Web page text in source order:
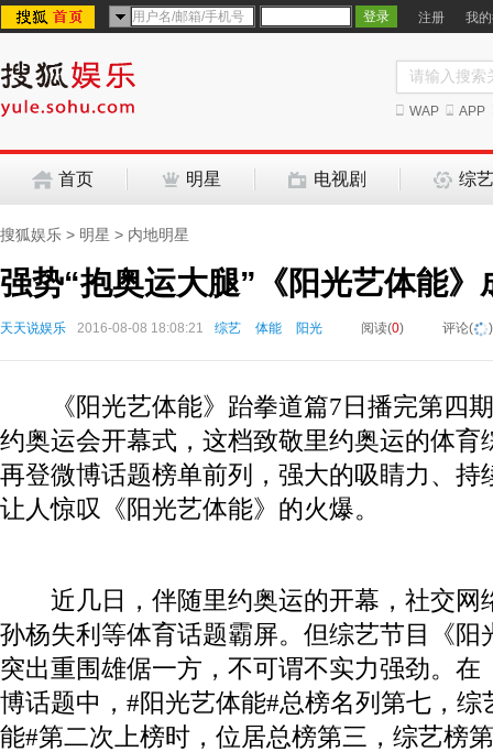
注册 我
WAP APP
首页 明星 电视剧 综艺
搜狐娱乐 > 明星 > 内地明星
强势“抱奥运大腿”《阳光艺体能》
天天说娱乐 2016-08-08 18:08:21 综艺 体能 阳光 阅读(0) 评论( )
《阳光艺体能》跆拳道篇7日播完第四
约奥运会开幕式，这档致敬里约奥运的体育
再登微博话题榜单前列，强大的吸睛力、持
让人惊叹《阳光艺体能》的火爆。
近几日，伴随里约奥运的开幕，社交网
孙杨失利等体育话题霸屏。但综艺节目《阳
突出重围雄倨一方，不可谓不实力强劲。在
博话题中， #阳光艺体能#总榜名列第七，综
能#第二次上榜时，位居总榜第三，综艺榜